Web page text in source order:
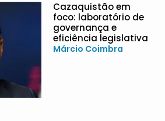
Cazaquistão em
foco: laboratório de
governança e
eficiência legislativa
Márcio Coimbra